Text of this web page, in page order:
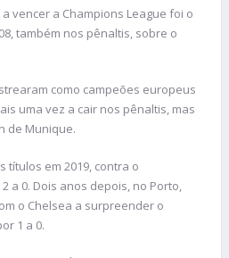
vencer a Champions League foi o
também nos pênaltis, sobre o
como campeões europeus
uma vez a cair nos pênaltis, mas
de Munique.
títulos em 2019, contra o
a 0. Dois anos depois, no Porto,
o Chelsea a surpreender o
1 a 0.